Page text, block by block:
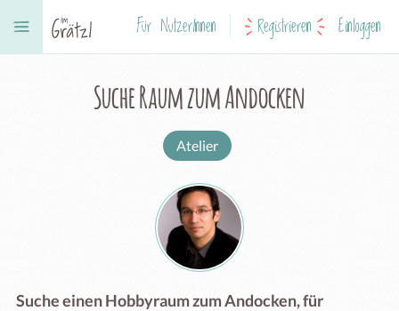
Für NutzerInnen Registrieren Einloggen
Suche Raum zum Andocken
Atelier
Suche einen Hobbyraum zum Andocken, für